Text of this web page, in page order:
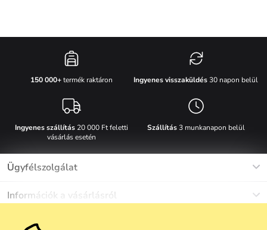
150 000+termék raktáron Ingyenes visszaküldés30 napon belül
Ingyenes szállítás20 000 Ft feletti
vásárlás esetén
Szállítás3 munkanapon belül
Ügyfélszolgálat
Információk a vásárlásról
Egyéb információk